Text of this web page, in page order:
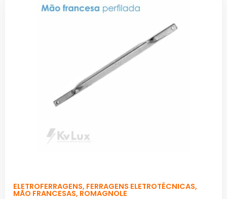
ELETROFERRAGENS, FERRAGENS ELETROTÉCNICAS,
MÃO FRANCESAS, ROMAGNOLE